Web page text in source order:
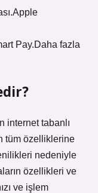
Pay.Daha fazla
internet tabanlı
tüm özelliklerine
nedeniyle
özellikleri ve
ve işlem